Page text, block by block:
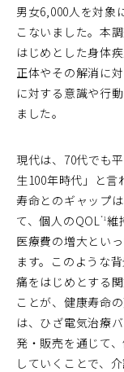
男女6,000人を対象
こないました。本
はじめとした身体
正体やその解消に
に対する意識や行
ました。
現代は、70代でも
生100年時代」と言
寿命とのギャップ
て、個人のQOL*1維
医療費の増大とい
ます。このような
痛をはじめとする
ことが、健康寿命
は、ひざ電気治療
発・販売を通じて
していくことで、